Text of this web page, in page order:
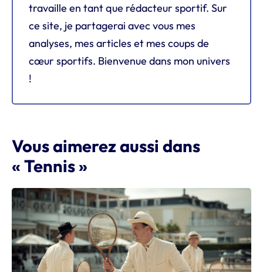
travaille en tant que rédacteur sportif. Sur
ce site, je partagerai avec vous mes
analyses, mes articles et mes coups de
cœur sportifs. Bienvenue dans mon univers
!
Vous aimerez aussi dans
« Tennis »